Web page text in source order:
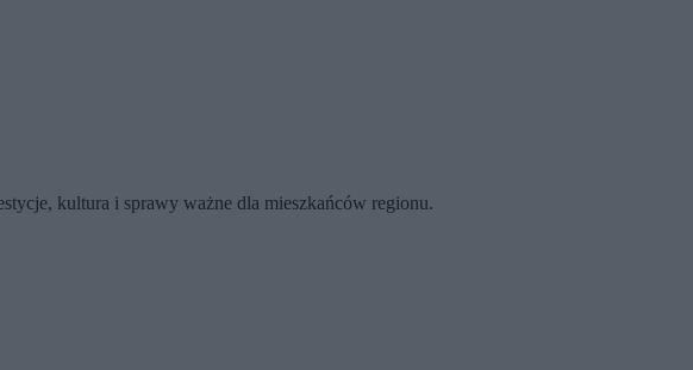
kultura i sprawy ważne dla mieszkańców regionu.